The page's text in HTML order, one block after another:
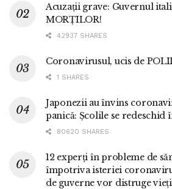
Acuzații grave: Guvernul
MORȚILOR!
42937 SHARES
Coronavirusul, ucis de
1 SHARES
Japonezii au învins
panică: Școlile se redeschid
80620 SHARES
12 experți în probleme de
împotriva isteriei
de guverne vor distruge